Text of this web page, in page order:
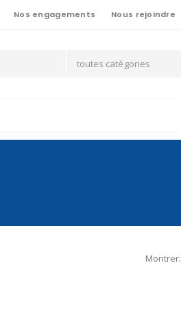
Nos engagements Nous rejoindre
toutes catégories
Montrer: